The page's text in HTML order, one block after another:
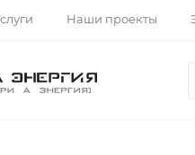
Наши проекты